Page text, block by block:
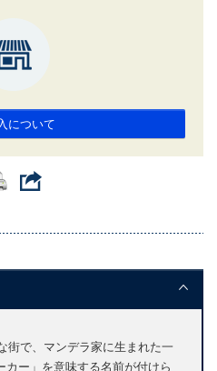
について
街で、マンデラ家に生まれた一
カー」を意味する名前が付けら